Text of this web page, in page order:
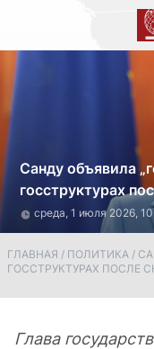
Санду объявила
госструктурах
среда, 1 июля 2026,
ГЛАВНАЯ / ПОЛИТИКА /
ГОССТРУКТУРАХ ПОСЛЕ
Глава